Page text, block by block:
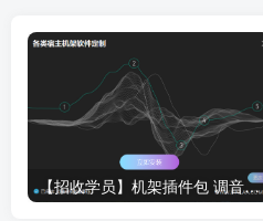
【招收学员】机架插件包 调音工具箱 封装工具箱 声卡调试 AI翻唱 RVC变声 教学指导定制服务